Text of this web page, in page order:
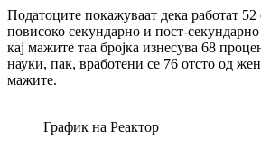
Податоците покажуваат дека работат
повисоко секундарно и пост-
кај мажите таа бројка изнесува 68
науки, пак, вработени се 76 отсто од
мажите.
График на Реактор